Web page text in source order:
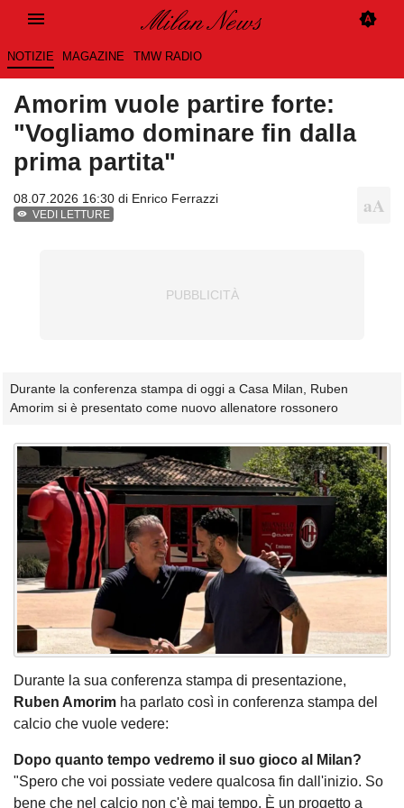
NOTIZIE MAGAZINE TMW RADIO
Amorim vuole partire forte:
"Vogliamo dominare fin dalla
prima partita"
08.07.2026 16:30 di Enrico Ferrazzi
VEDI LETTURE
Durante la conferenza stampa di oggi a Casa Milan, Ruben
Amorim si è presentato come nuovo allenatore rossonero
Durante la sua conferenza stampa di presentazione,
Ruben Amorim ha parlato così in conferenza stampa del
calcio che vuole vedere:
Dopo quanto tempo vedremo il suo gioco al Milan?
"Spero che voi possiate vedere qualcosa fin dall'inizio. So
bene che nel calcio non c'è mai tempo. È un progetto a